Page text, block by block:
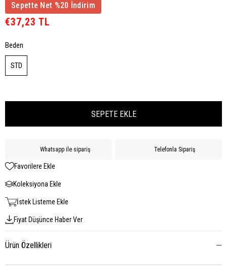
Sepette Net %20 İndirim
€37,23 TL
Beden
STD
Whatsapp ile sipariş Telefonla Sipariş
Favorilere Ekle
Koleksiyona Ekle
İstek Listeme Ekle
Fiyat Düşünce Haber Ver
Ürün Özellikleri